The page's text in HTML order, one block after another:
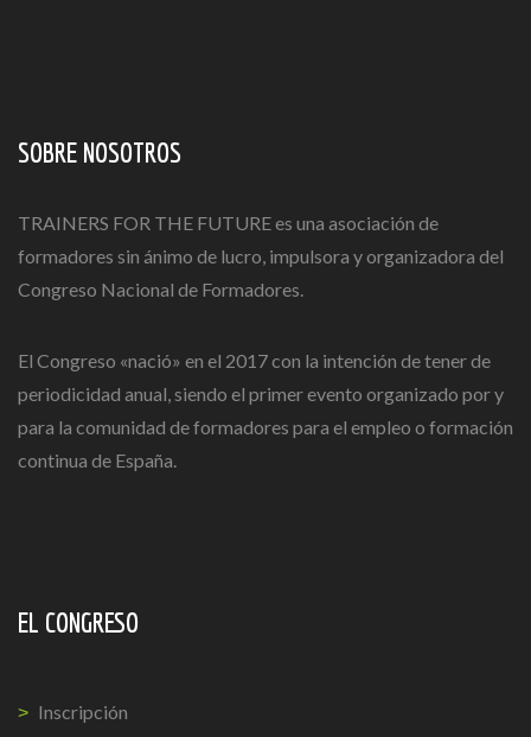
SOBRE NOSOTROS
TRAINERS FOR THE FUTURE es una asociación de
formadores sin ánimo de lucro, impulsora y organizadora del
Congreso Nacional de Formadores.
El Congreso «nació» en el 2017 con la intención de tener de
periodicidad anual, siendo el primer evento organizado por y
para la comunidad de formadores para el empleo o formación
continua de España.
EL CONGRESO
Inscripción